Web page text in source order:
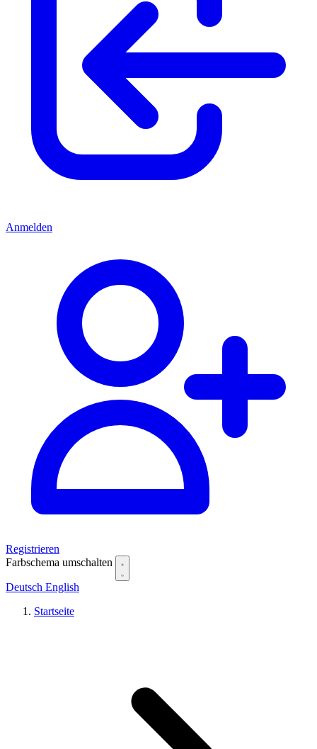
Anmelden
Registrieren
Farbschema umschalten
Deutsch English
Startseite